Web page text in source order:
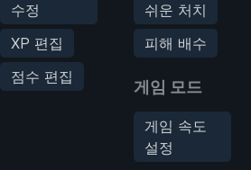
수정
XP 편집
점수 편집
쉬운 처치
피해 배수
게임 모드
게임 속도
설정